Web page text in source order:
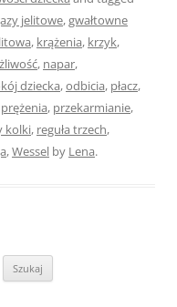
jelitowe,gwałtowne
, krążenia, krzyk,
, napar,
dziecka,odbicia, płacz,
prężenia, przekarmianie,
kolki, reguła trzech,
,Wessel by Lena.